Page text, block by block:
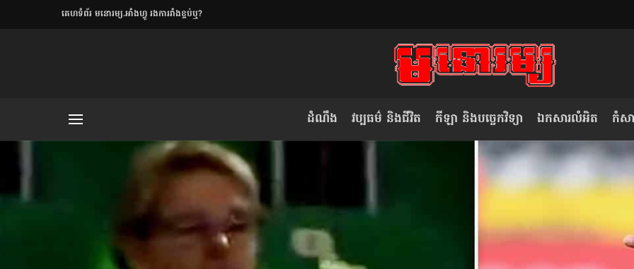
​គេហទំព័រ មនោរម្យ.អាំងហ្វូ រងការរាំងខ្ទប់ឬ?
ដំណឹង វប្បធម៌ និងជីវិត កីឡា និងបច្ចេកវិទ្យា ឯកសារលំអិត កំសា
លិខិតប្រិយមិត្ត៖ «អំពីទោសៈ»
វៀតណាម ក្នុង​ការប្តូរ​មេដឹកនាំ របស់​
ខ្លួន
លិខិតប្រិយមិត្ត៖ «កាមតណ្ហា​